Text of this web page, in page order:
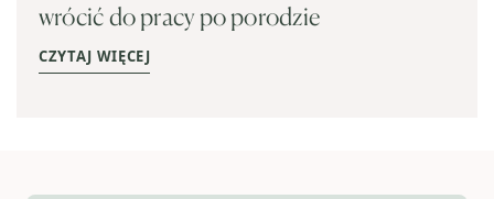
wrócić do pracy po porodzie
CZYTAJ WIĘCEJ